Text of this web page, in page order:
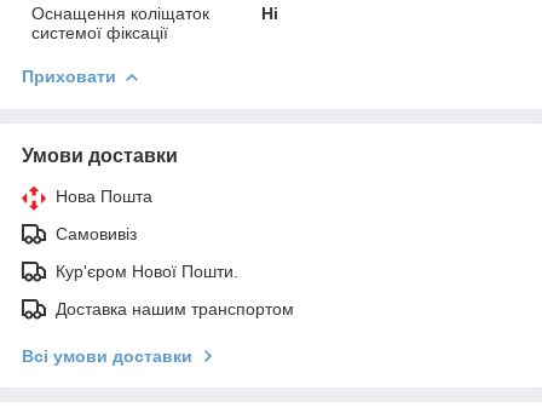
Оснащення коліщаток
системої фіксації
Ні
Приховати
Умови доставки
Нова Пошта
Самовивіз
Кур'єром Нової Пошти.
Доставка нашим транспортом
Всі умови доставки